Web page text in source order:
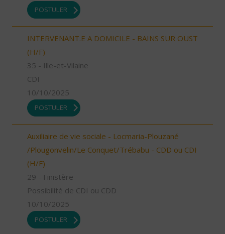
POSTULER
INTERVENANT.E A DOMICILE - BAINS SUR OUST
(H/F)
35 - Ille-et-Vilaine
CDI
10/10/2025
POSTULER
Auxiliaire de vie sociale - Locmaria-Plouzané
/Plougonvelin/Le Conquet/Trébabu - CDD ou CDI
(H/F)
29 - Finistère
Possibilité de CDI ou CDD
10/10/2025
POSTULER